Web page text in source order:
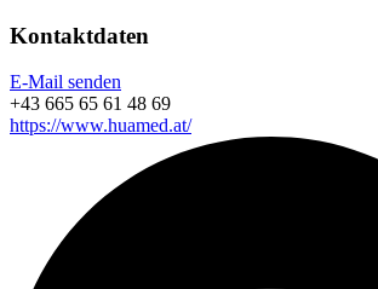
Kontaktdaten
E-Mail senden
+43 665 65 61 48 69
https://www.huamed.at/